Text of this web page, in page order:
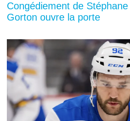
Congédiement de
Gorton ouvre la porte